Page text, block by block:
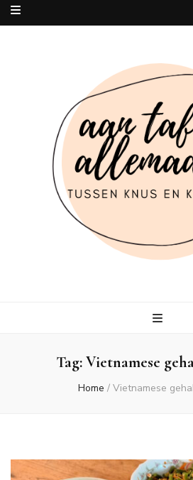
Tag:Vietnamese
Home / Vietnamese